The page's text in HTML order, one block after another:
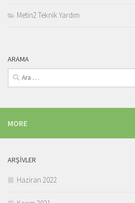
Metin2 Teknik Yardım
ARAMA
Arama:
MORE
ARŞIVLER
Haziran 2022